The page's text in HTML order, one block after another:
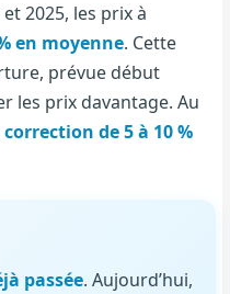
2025, les prix à
en moyenne. Cette
prévue début
les prix davantage. Au
correction de 5 à 10 %
passée. Aujourd’hui,